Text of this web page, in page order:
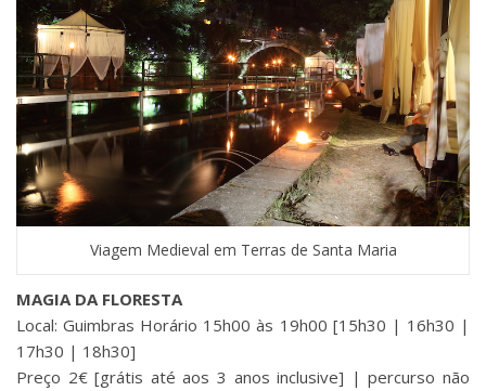
Viagem Medieval em Terras de Santa Maria
MAGIA DA FLORESTA
Local: Guimbras Horário 15h00 às 19h00 [15h30 | 16h30 |
17h30 | 18h30]
Preço 2€ [grátis até aos 3 anos inclusive] | percurso não